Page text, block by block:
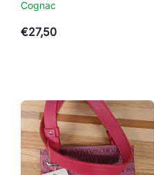
Cognac
€27,50